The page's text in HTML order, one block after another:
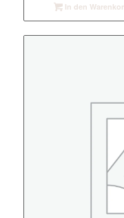
In den